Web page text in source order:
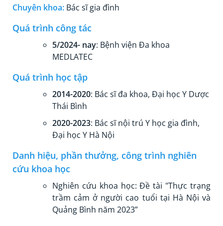
Chuyên khoa: Bác sĩ gia đình
Quá trình công tác
5/2024- nay: Bệnh viện Đa khoa
MEDLATEC
Quá trình học tập
2014-2020: Bác sĩ đa khoa, Đại học Y Dược
Thái Bình
2020-2023: Bác sĩ nội trú Y học gia đình,
Đại học Y Hà Nội
Danh hiệu, phần thưởng, công trình nghiên
cứu khoa học
Nghiên cứu khoa học: Đề tài "Thực trạng
trầm cảm ở người cao tuổi tại Hà Nội và
Quảng Bình năm 2023”